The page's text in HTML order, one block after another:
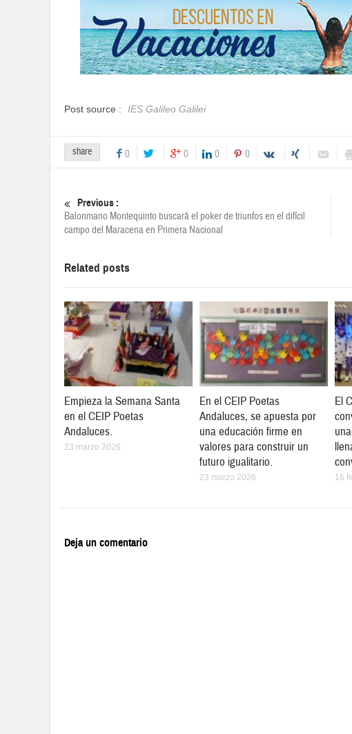
Post source : IES Galileo Galilei
share 0 0 0 0
Previous :
Balonmano Montequinto buscará el poker de triunfos en el difícil
campo del Maracena en Primera Nacional
Related posts
Empieza la Semana Santa
en el CEIP Poetas
Andaluces.
23 marzo 2026
En el CEIP Poetas
Andaluces, se apuesta por
una educación firme en
valores para construir un
futuro igualitario.
23 marzo 2026
El
16
Deja un comentario